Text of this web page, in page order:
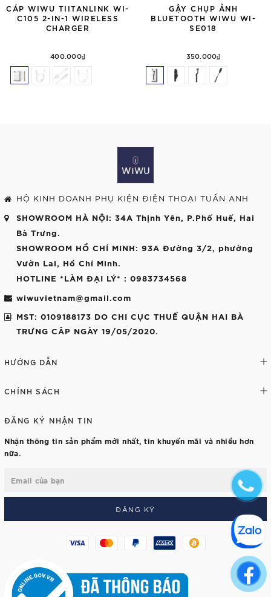
CÁP WIWU TIITANLINK WI-
C105 2-IN-1 WIRELESS
CHARGER
400.000₫
GẬY CHỤP ẢNH
BLUETOOTH WIWU WI-
SE018
350.000₫
HỘ KINH DOANH PHỤ KIỆN ĐIỆN THOẠI TUẤN ANH
SHOWROOM HÀ NỘI: 34A Thịnh Yên, P.Phố Huế, Hai
Bà Trưng.
SHOWROOM HỒ CHÍ MINH: 93A Đường 3/2, phường
Vườn Lai, Hồ Chí Minh.
HOTLINE *LÀM ĐẠI LÝ* : 0983734568
wiwuvietnam@gmail.com
MST: 0109188173 DO CHI CỤC THUẾ QUẬN HAI BÀ
TRƯNG CÂP NGÀY 19/05/2020.
HƯỚNG DẪN
CHÍNH SÁCH
ĐĂNG KÝ NHẬN TIN
Nhận thông tin sản phẩm mới nhất, tin khuyến mãi và nhiều hơn
nữa.
ĐĂNG KÝ